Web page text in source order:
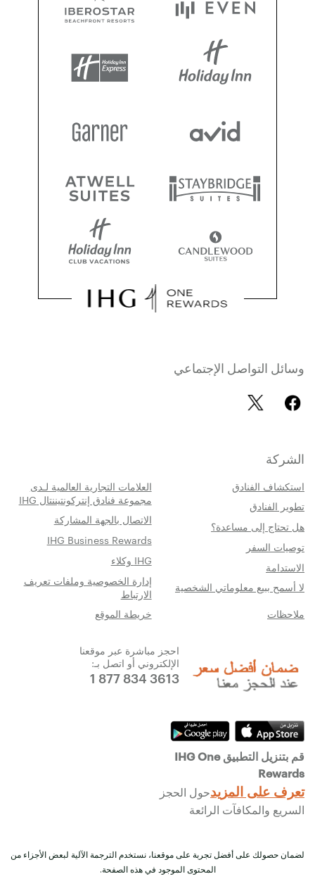
وسائل التواصل الإجتماعي
الشركة
استكشاف الفنادق
العلامات التجارية العالمية لـدى
مجموعة فنادق إنتركونتيننتال IHG
تطوير الفنادق
الاتصال بالجهة المشاركة
هل تحتاج إلى مساعدة؟
IHG Business Rewards
توصيات السفر
IHG وكلاء
الاستدامة
إدارة الخصوصية وملفات تعريف
الارتباط
لا أسمح ببيع معلوماتي الشخصية
خريطة الموقع
ملاحظات
احجز مباشرة عبر موقعنا
الإلكتروني أو اتصل بـ:
1 877 834 3613
قم بتنزيل التطبيق IHG One
Rewards
تعرف على المزيدحول الحجز
السريع والمكافآت الرائعة
لضمان حصولك على أفضل تجربة على موقعنا، نستخدم الترجمة الآلية لبعض الأجزاء من
المحتوى الموجود في هذه الصفحة.